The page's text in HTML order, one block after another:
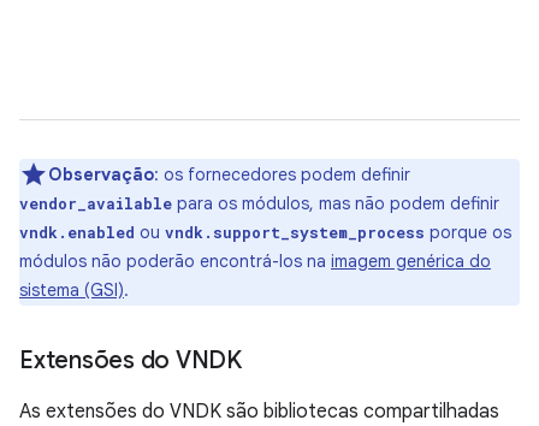
Observação: os fornecedores podem definir
vendor_available para os módulos, mas não podem definir
vndk.enabled ou vndk.support_system_process porque os
módulos não poderão encontrá-los na imagem genérica do
sistema (GSI).
Extensões do VNDK
As extensões do VNDK são bibliotecas compartilhadas